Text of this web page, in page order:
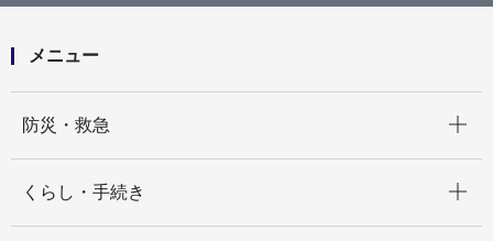
メニュー
防災・救急
くらし・手続き